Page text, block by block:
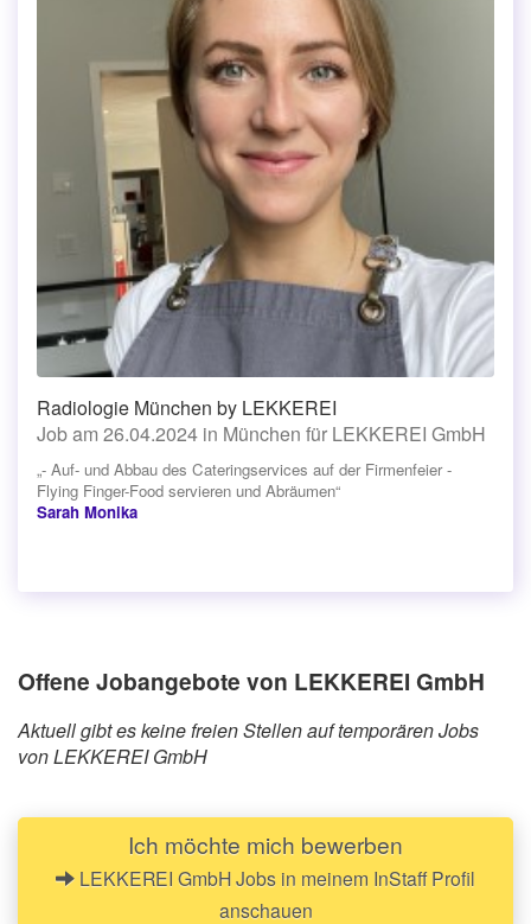
Radiologie München by LEKKEREI
Job am 26.04.2024 in München für LEKKEREI GmbH
„- Auf- und Abbau des Cateringservices auf der Firmenfeier -
Flying Finger-Food servieren und Abräumen“
Sarah Monika
Offene Jobangebote von LEKKEREI GmbH
Aktuell gibt es keine freien Stellen auf temporären Jobs
von LEKKEREI GmbH
Ich möchte mich bewerben
LEKKEREI GmbH Jobs in meinem InStaff Profil
anschauen